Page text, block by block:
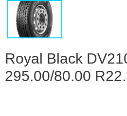
Избранное
Сравнение
Личный кабинет
Royal Black
295.00/80.00